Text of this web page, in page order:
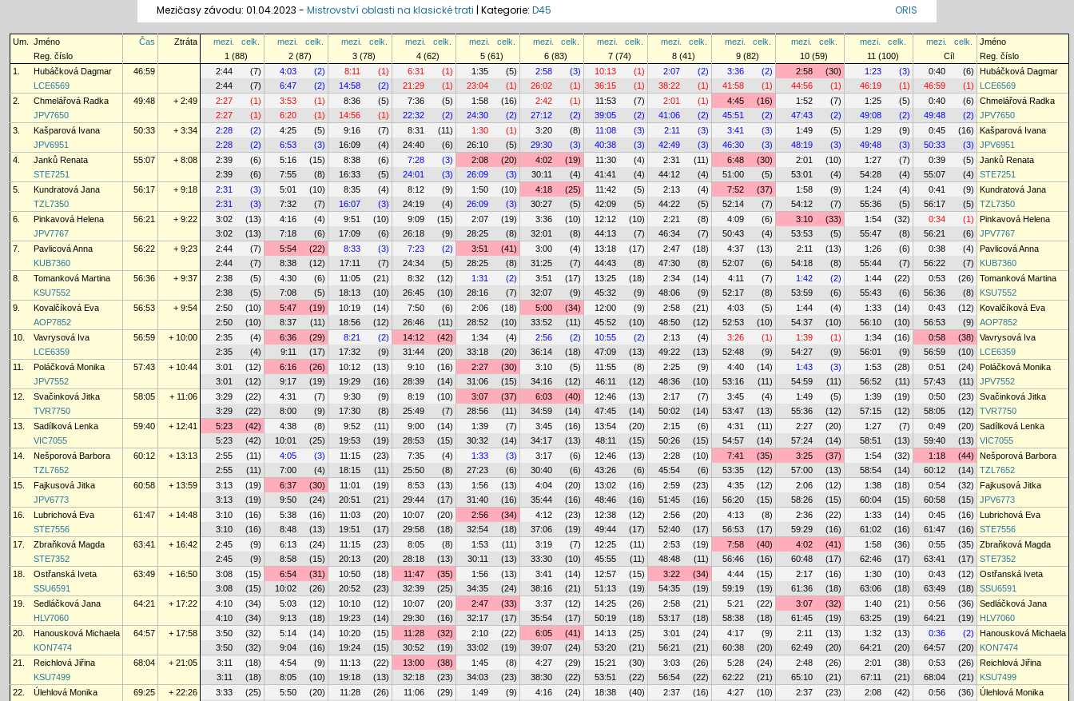
Mezičasy závodu: 01.04.2023 - Mistrovství oblasti na klasické trati | Kategorie: D45 ORIS
Um. Jméno Čas Ztráta mezi. celk. mezi. celk. mezi. celk. mezi. celk. mezi. celk. mezi. celk. mezi. celk. mezi. celk. mezi. celk. mezi. celk. mezi. celk. mezi. celk.
Jméno
Reg. číslo
1 (88) 2 (87) 3 (78) 4 (62) 5 (61) 6 (83) 7 (74) 8 (41) 9 (82) 10 (59) 11 (100) Cíl
Reg. číslo
1.
Hubáčková Dagmar 46:59 2:44 (7) 4:03 (2) 8:11 (1) 6:31 (1) 1:35 (5) 2:58 (3) 10:13 (1) 2:07 (2) 3:36 (2) 2:58 (30) 1:23 (3) 0:40 (6)
Hubáčková Dagmar
LCE6569
2:44 (7) 6:47 (2) 14:58 (2) 21:29 (1) 23:04 (1) 26:02 (1) 36:15 (1) 38:22 (1) 41:58 (1) 44:56 (1) 46:19 (1) 46:59 (1)
LCE6569
2.
Chmelářová Radka 49:48 + 2:49 2:27 (1) 3:53 (1) 8:36 (5) 7:36 (5) 1:58 (16) 2:42 (1) 11:53 (7) 2:01 (1) 4:45 (16) 1:52 (7) 1:25 (5) 0:40 (6)
Chmelářová Radka
JPV7650
2:27 (1) 6:20 (1) 14:56 (1) 22:32 (2) 24:30 (2) 27:12 (2) 39:05 (2) 41:06 (2) 45:51 (2) 47:43 (2) 49:08 (2) 49:48 (2)
JPV7650
3.
Kašparová Ivana 50:33 + 3:34 2:28 (2) 4:25 (5) 9:16 (7) 8:31 (11) 1:30 (1) 3:20 (8) 11:08 (3) 2:11 (3) 3:41 (3) 1:49 (5) 1:29 (9) 0:45 (16)
Kašparová Ivana
JPV6951
2:28 (2) 6:53 (3) 16:09 (4) 24:40 (6) 26:10 (5) 29:30 (3) 40:38 (3) 42:49 (3) 46:30 (3) 48:19 (3) 49:48 (3) 50:33 (3)
JPV6951
4.
Janků Renata 55:07 + 8:08 2:39 (6) 5:16 (15) 8:38 (6) 7:28 (3) 2:08 (20) 4:02 (19) 11:30 (4) 2:31 (11) 6:48 (30) 2:01 (10) 1:27 (7) 0:39 (5)
Janků Renata
STE7251
2:39 (6) 7:55 (8) 16:33 (5) 24:01 (3) 26:09 (3) 30:11 (4) 41:41 (4) 44:12 (4) 51:00 (5) 53:01 (4) 54:28 (4) 55:07 (4)
STE7251
5.
Kundratová Jana 56:17 + 9:18 2:31 (3) 5:01 (10) 8:35 (4) 8:12 (9) 1:50 (10) 4:18 (25) 11:42 (5) 2:13 (4) 7:52 (37) 1:58 (9) 1:24 (4) 0:41 (9)
Kundratová Jana
TZL7350
2:31 (3) 7:32 (7) 16:07 (3) 24:19 (4) 26:09 (3) 30:27 (5) 42:09 (5) 44:22 (5) 52:14 (7) 54:12 (7) 55:36 (5) 56:17 (5)
TZL7350
6.
Pinkavová Helena 56:21 + 9:22 3:02 (13) 4:16 (4) 9:51 (10) 9:09 (15) 2:07 (19) 3:36 (10) 12:12 (10) 2:21 (8) 4:09 (6) 3:10 (33) 1:54 (32) 0:34 (1)
Pinkavová Helena
JPV7767
3:02 (13) 7:18 (6) 17:09 (6) 26:18 (9) 28:25 (8) 32:01 (8) 44:13 (7) 46:34 (7) 50:43 (4) 53:53 (5) 55:47 (8) 56:21 (6)
JPV7767
7.
Pavlicová Anna 56:22 + 9:23 2:44 (7) 5:54 (22) 8:33 (3) 7:23 (2) 3:51 (41) 3:00 (4) 13:18 (17) 2:47 (18) 4:37 (13) 2:11 (13) 1:26 (6) 0:38 (4)
Pavlicová Anna
KUB7360
2:44 (7) 8:38 (12) 17:11 (7) 24:34 (5) 28:25 (8) 31:25 (7) 44:43 (8) 47:30 (8) 52:07 (6) 54:18 (8) 55:44 (7) 56:22 (7)
KUB7360
8.
Tomanková Martina 56:36 + 9:37 2:38 (5) 4:30 (6) 11:05 (21) 8:32 (12) 1:31 (2) 3:51 (17) 13:25 (18) 2:34 (14) 4:11 (7) 1:42 (2) 1:44 (22) 0:53 (26)
Tomanková Martina
KSU7552
2:38 (5) 7:08 (5) 18:13 (10) 26:45 (10) 28:16 (7) 32:07 (9) 45:32 (9) 48:06 (9) 52:17 (8) 53:59 (6) 55:43 (6) 56:36 (8)
KSU7552
9.
Kovalčíková Eva 56:53 + 9:54 2:50 (10) 5:47 (19) 10:19 (14) 7:50 (6) 2:06 (18) 5:00 (34) 12:00 (9) 2:58 (21) 4:03 (5) 1:44 (4) 1:33 (14) 0:43 (12)
Kovalčíková Eva
AOP7852
2:50 (10) 8:37 (11) 18:56 (12) 26:46 (11) 28:52 (10) 33:52 (11) 45:52 (10) 48:50 (12) 52:53 (10) 54:37 (10) 56:10 (10) 56:53 (9)
AOP7852
10.
Vavrysová Iva 56:59 + 10:00 2:35 (4) 6:36 (29) 8:21 (2) 14:12 (42) 1:34 (4) 2:56 (2) 10:55 (2) 2:13 (4) 3:26 (1) 1:39 (1) 1:34 (16) 0:58 (38)
Vavrysová Iva
LCE6359
2:35 (4) 9:11 (17) 17:32 (9) 31:44 (20) 33:18 (20) 36:14 (18) 47:09 (13) 49:22 (13) 52:48 (9) 54:27 (9) 56:01 (9) 56:59 (10)
LCE6359
11.
Poláčková Monika 57:43 + 10:44 3:01 (12) 6:16 (26) 10:12 (13) 9:10 (16) 2:27 (30) 3:10 (5) 11:55 (8) 2:25 (9) 4:40 (14) 1:43 (3) 1:53 (28) 0:51 (24)
Poláčková Monika
JPV7552
3:01 (12) 9:17 (19) 19:29 (16) 28:39 (14) 31:06 (15) 34:16 (12) 46:11 (12) 48:36 (10) 53:16 (11) 54:59 (11) 56:52 (11) 57:43 (11)
JPV7552
12.
Svačinková Jitka 58:05 + 11:06 3:29 (22) 4:31 (7) 9:30 (9) 8:19 (10) 3:07 (37) 6:03 (40) 12:46 (13) 2:17 (7) 3:45 (4) 1:49 (5) 1:39 (19) 0:50 (23)
Svačinková Jitka
TVR7750
3:29 (22) 8:00 (9) 17:30 (8) 25:49 (7) 28:56 (11) 34:59 (14) 47:45 (14) 50:02 (14) 53:47 (13) 55:36 (12) 57:15 (12) 58:05 (12)
TVR7750
13.
Sadílková Lenka 59:40 + 12:41 5:23 (42) 4:38 (8) 9:52 (11) 9:00 (14) 1:39 (7) 3:45 (16) 13:54 (20) 2:15 (6) 4:31 (11) 2:27 (20) 1:27 (7) 0:49 (20)
Sadílková Lenka
VIC7055
5:23 (42) 10:01 (25) 19:53 (19) 28:53 (15) 30:32 (14) 34:17 (13) 48:11 (15) 50:26 (15) 54:57 (14) 57:24 (14) 58:51 (13) 59:40 (13)
VIC7055
14.
Nešporová Barbora 60:12 + 13:13 2:55 (11) 4:05 (3) 11:15 (23) 7:35 (4) 1:33 (3) 3:17 (6) 12:46 (13) 2:28 (10) 7:41 (35) 3:25 (37) 1:54 (32) 1:18 (44)
Nešporová Barbora
TZL7652
2:55 (11) 7:00 (4) 18:15 (11) 25:50 (8) 27:23 (6) 30:40 (6) 43:26 (6) 45:54 (6) 53:35 (12) 57:00 (13) 58:54 (14) 60:12 (14)
TZL7652
15.
Fajkusová Jitka 60:58 + 13:59 3:13 (19) 6:37 (30) 11:01 (19) 8:53 (13) 1:56 (13) 4:04 (20) 13:02 (16) 2:59 (23) 4:35 (12) 2:06 (12) 1:38 (18) 0:54 (32)
Fajkusová Jitka
JPV6773
3:13 (19) 9:50 (24) 20:51 (21) 29:44 (17) 31:40 (16) 35:44 (16) 48:46 (16) 51:45 (16) 56:20 (15) 58:26 (15) 60:04 (15) 60:58 (15)
JPV6773
16.
Lubrichová Eva 61:47 + 14:48 3:10 (16) 5:38 (16) 11:03 (20) 10:07 (20) 2:56 (34) 4:12 (23) 12:38 (12) 2:56 (20) 4:13 (8) 2:36 (22) 1:33 (14) 0:45 (16)
Lubrichová Eva
STE7556
3:10 (16) 8:48 (13) 19:51 (17) 29:58 (18) 32:54 (18) 37:06 (19) 49:44 (17) 52:40 (17) 56:53 (17) 59:29 (16) 61:02 (16) 61:47 (16)
STE7556
17.
Zbraňková Magda 63:41 + 16:42 2:45 (9) 6:13 (24) 11:15 (23) 8:05 (8) 1:53 (11) 3:19 (7) 12:25 (11) 2:53 (19) 7:58 (40) 4:02 (41) 1:58 (36) 0:55 (35)
Zbraňková Magda
STE7352
2:45 (9) 8:58 (15) 20:13 (20) 28:18 (13) 30:11 (13) 33:30 (10) 45:55 (11) 48:48 (11) 56:46 (16) 60:48 (17) 62:46 (17) 63:41 (17)
STE7352
18.
Ostřanská Iveta 63:49 + 16:50 3:08 (15) 6:54 (31) 10:50 (18) 11:47 (35) 1:56 (13) 3:41 (14) 12:57 (15) 3:22 (34) 4:44 (15) 2:17 (16) 1:30 (10) 0:43 (12)
Ostřanská Iveta
SSU6591
3:08 (15) 10:02 (26) 20:52 (23) 32:39 (25) 34:35 (24) 38:16 (21) 51:13 (19) 54:35 (19) 59:19 (19) 61:36 (18) 63:06 (18) 63:49 (18)
SSU6591
19.
Sedláčková Jana 64:21 + 17:22 4:10 (34) 5:03 (12) 10:10 (12) 10:07 (20) 2:47 (33) 3:37 (12) 14:25 (26) 2:58 (21) 5:21 (22) 3:07 (32) 1:40 (21) 0:56 (36)
Sedláčková Jana
HLV7060
4:10 (34) 9:13 (18) 19:23 (14) 29:30 (16) 32:17 (17) 35:54 (17) 50:19 (18) 53:17 (18) 58:38 (18) 61:45 (19) 63:25 (19) 64:21 (19)
HLV7060
20.
Hanousková Michaela 64:57 + 17:58 3:50 (32) 5:14 (14) 10:20 (15) 11:28 (32) 2:10 (22) 6:05 (41) 14:13 (25) 3:01 (24) 4:17 (9) 2:11 (13) 1:32 (13) 0:36 (2)
Hanousková Michaela
KON7474
3:50 (32) 9:04 (16) 19:24 (15) 30:52 (19) 33:02 (19) 39:07 (24) 53:20 (21) 56:21 (21) 60:38 (20) 62:49 (20) 64:21 (20) 64:57 (20)
KON7474
21.
Reichlová Jiřina 68:04 + 21:05 3:11 (18) 4:54 (9) 11:13 (22) 13:00 (38) 1:45 (8) 4:27 (29) 15:21 (30) 3:03 (26) 5:28 (24) 2:48 (26) 2:01 (38) 0:53 (26)
Reichlová Jiřina
KSU7499
3:11 (18) 8:05 (10) 19:18 (13) 32:18 (23) 34:03 (23) 38:30 (22) 53:51 (22) 56:54 (22) 62:22 (21) 65:10 (21) 67:11 (21) 68:04 (21)
KSU7499
22.
Úlehlová Monika 69:25 + 22:26 3:33 (25) 5:50 (20) 11:28 (26) 11:06 (29) 1:49 (9) 4:16 (24) 18:38 (40) 2:37 (16) 4:27 (10) 2:37 (23) 2:08 (42) 0:56 (36)
Úlehlová Monika